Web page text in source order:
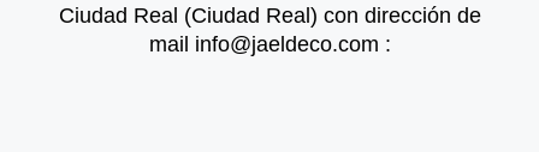
Ciudad Real (Ciudad Real) con dirección de
mail info@jaeldeco.com :